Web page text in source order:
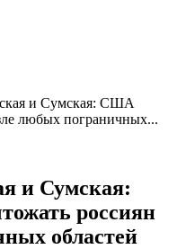
и Сумская: США
любых пограничных...
и Сумская:
россиян
областей